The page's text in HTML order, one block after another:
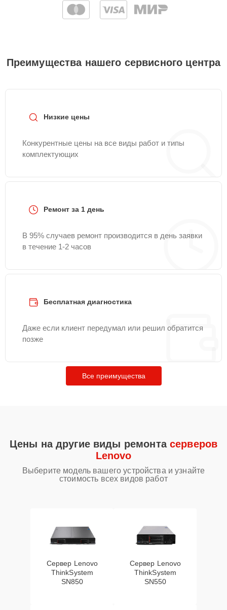
Преимущества нашего сервисного центра
Низкие цены
Конкурентные цены на все виды работ и типы
комплектующих
Ремонт за 1 день
В 95% случаев ремонт производится в день заявки
в течение 1-2 часов
Бесплатная диагностика
Даже если клиент передумал или решил обратится
позже
Все преимущества
Цены на другие виды ремонта серверов
Lenovo
Выберите модель вашего устройства и узнайте
стоимость всех видов работ
Сервер Lenovo
ThinkSystem
SN850
Сервер Lenovo
ThinkSystem
SN550